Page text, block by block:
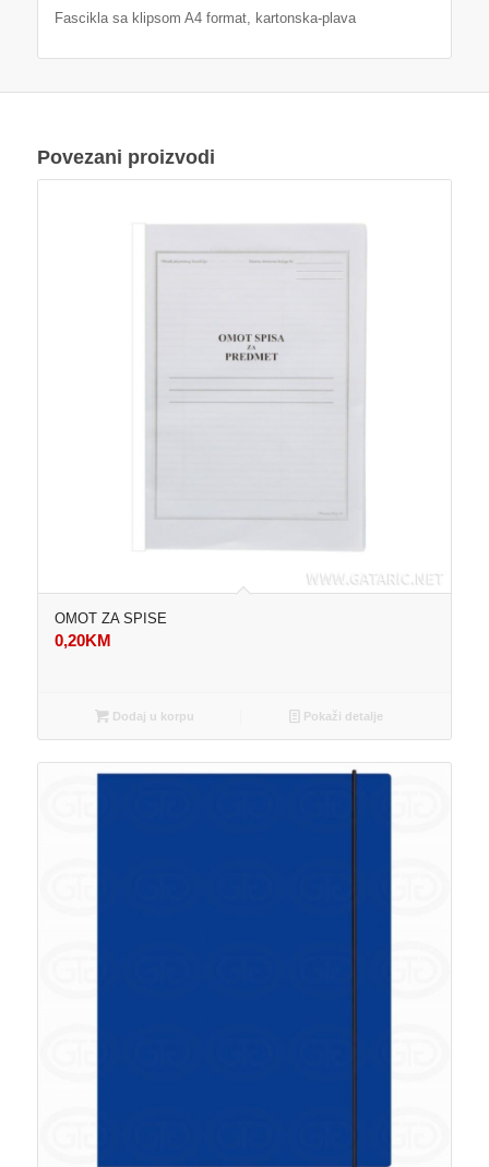
Fascikla sa klipsom A4 format, kartonska-plava
Povezani proizvodi
OMOT ZA SPISE
0,20KM
Dodaj u korpu Pokaži detalje